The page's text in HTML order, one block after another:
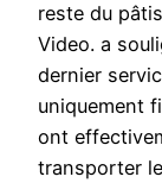
reste du
Video. a
dernier
uniquement
ont
transporter